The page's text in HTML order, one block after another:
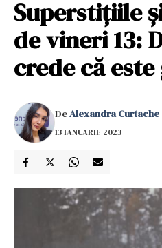
Superstițiile
de vineri 13:
crede că
DeAlexandra Curtache
13 IANUARIE 2023